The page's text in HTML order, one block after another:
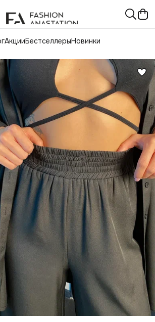
АкцииБестселлерыНовинки